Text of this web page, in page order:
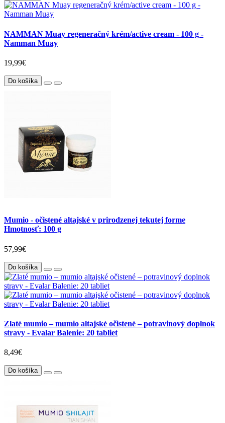
NAMMAN Muay regeneračný krém/active cream - 100 g -
Namman Muay
19,99€
Do košíka
Mumio - očistené altajské v prirodzenej tekutej forme
Hmotnosť: 100 g
57,99€
Do košíka
Zlaté mumio – mumio altajské očistené – potravinový doplnok
stravy - Evalar Balenie: 20 tabliet
8,49€
Do košíka